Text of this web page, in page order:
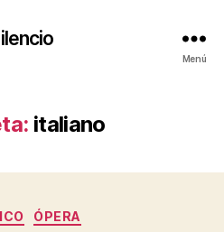
Menú
italiano
Categorías
ÓPERA